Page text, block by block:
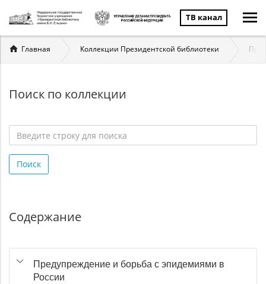
ТВ канал
Вы
здесь
Главная Коллекции Президентской библиотеки
Поиск по коллекции
строку
для
Поиск
Содержание
Предупреждение и борьба с эпидемиями в
России